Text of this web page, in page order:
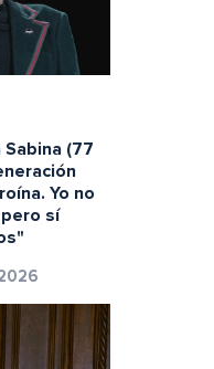
(77
Yo no
sí